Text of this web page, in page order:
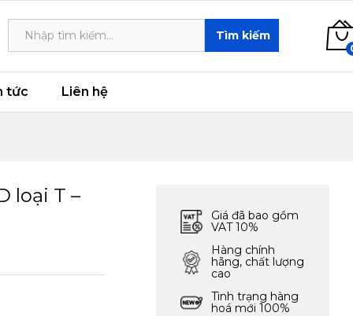
Tìm kiếm
tức Liên hệ
loại T –
Giá đã bao gồm
VAT 10%
Hàng chính
hãng, chất lượng
cao
Tình trạng hàng
hoá mới 100%
5,445,000₫